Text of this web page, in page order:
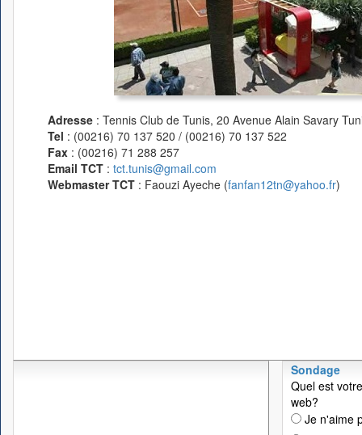
Adresse : Tennis Club de Tunis, 20 Avenue Alain Savary
Tel : (00216) 70 137 520 / (00216) 70 137 522
Fax : (00216) 71 288 257
Email TCT : tct.tunis@gmail.com
Webmaster TCT : Faouzi Ayeche (fanfan12tn@yahoo.fr)
Sondage
Quel est
web?
Je n'aime